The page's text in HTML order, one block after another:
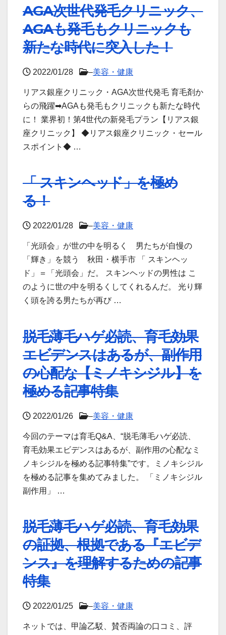
AGA次世代発毛クリニック、
AGAも発毛もクリニックも
新たな時代に突入した！
2022/01/28 –美容・健康
リアス銀座クリニック・AGA次世代発毛 育毛剤か
らの飛躍➡AGAも発毛もクリニックも新たな時代
に！ 業界初！第4世代の新発毛プラン【リアス銀
座クリニック】 ◆リアス銀座クリニック・セール
スポイント◆ …
「 スキンヘッド」を極め
る！
2022/01/28 –美容・健康
「光頭会」が世の中を明るく 男たちが自慢の
「輝き」を競う 秋田・横手市 「 スキンヘッ
ド」＝「光頭会」だ。 スキンヘッドの男性は こ
のように世の中を明るくしてくれるんだ。 光り輝
く頭を誇る男たちが再び …
脱毛薄毛ハゲ必読、育毛効果
エビデンスはあるが、副作用
の心配な【ミノキシジル】を
極める記事特集
2022/01/26 –美容・健康
今回のテーマは育毛Q&A、“脱毛薄毛ハゲ必読、
育毛効果エビデンスはあるが、副作用の心配なミ
ノキシジルを極める記事特集”です。ミノキシジル
を極める記事を集めてみました。 「ミノキシジル
副作用」 …
脱毛薄毛ハゲ必読、育毛効果
の証拠、根拠である『エビデ
ンス』を理解するための記事
特集
2022/01/25 –美容・健康
ネットでは、甲論乙駁、賛否両論の口コミ、評